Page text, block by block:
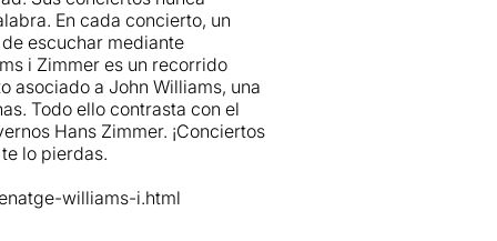
En cada concierto, un
escuchar mediante
i Zimmer es un recorrido
asociado a John Williams, una
Todo ello contrasta con el
Hans Zimmer. ¡Conciertos
lo pierdas.
williams-i.html